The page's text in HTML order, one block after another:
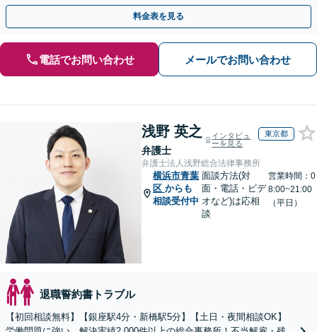
い、ご納得のいただける解決を【休日・夜間相談OK】
料金表を見る
電話でお問い合わせ メールでお問い合わせ
浅野 英之
弁護士
インタビュ
ーを見る
東京都
弁護士法人浅野総合法律事務所
横浜市青葉
区 からも
相談受付中
面談方法(対
面・電話・ビデ
オなど)は応相
談
営業時間：0
8:00~21:00
（平日）
退職誓約書トラブル
【初回相談無料】【銀座駅4分・新橋駅5分】【土日・夜間相談OK】